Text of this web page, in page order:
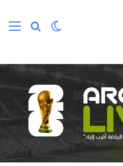
بحث عن
الوضع المظلم